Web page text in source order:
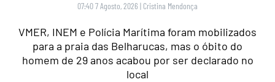
07:40 7 Agosto, 2026 | Cristina Mendonça
VMER, INEM e Polícia Marítima foram mobilizados
para a praia das Belharucas, mas o óbito do
homem de 29 anos acabou por ser declarado no
local